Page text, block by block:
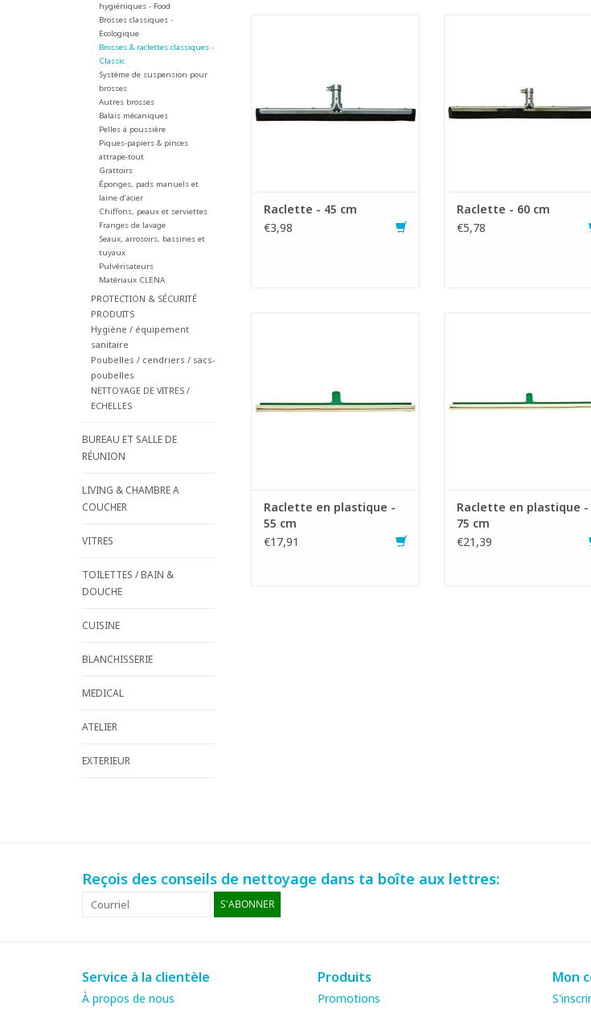
hygiéniques - Food
Brosses classiques -
Ecologique
Brosses & raclettes classiques -
Classic
Système de suspension pour
brosses
Autres brosses
Balais mécaniques
Pelles à poussière
Piques-papiers & pinces
attrape-tout
Grattoirs
Éponges, pads manuels et
laine d’acier
Chiffons, peaux et serviettes
Franges de lavage
Seaux, arrosoirs, bassines et
tuyaux
Pulvérisateurs
Matériaux CLENA
PROTECTION & SÉCURITÉ
PRODUITS
Hygiène / équipement
sanitaire
Poubelles / cendriers / sacs-
poubelles
NETTOYAGE DE VITRES /
ECHELLES
BUREAU ET SALLE DE
RÉUNION
LIVING & CHAMBRE A
COUCHER
VITRES
TOILETTES / BAIN &
DOUCHE
CUISINE
BLANCHISSERIE
MEDICAL
ATELIER
EXTERIEUR
Raclette - 45 cm
€3,98
Raclette - 60 cm
€5,78
AJOUTER AU PANIER
Raclette en plastique -
55 cm
€17,91
AJOUTER AU PANIER
Raclette en plastique -
75 cm
€21,39
Reçois des conseils de nettoyage dans ta boîte aux lettres:
S'ABONNER
Service à la clientèle
À propos de nous
Produits
Promotions
Mon